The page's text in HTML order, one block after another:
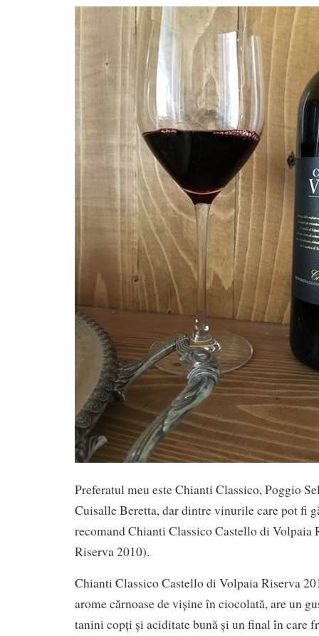
Preferatul meu este Chianti Classico, Poggio
Cuisalle Beretta, dar dintre vinurile care pot fi
recomand Chianti Classico Castello di Volpaia
Riserva 2010).
Chianti Classico Castello di Volpaia Riserva
arome cărnoase de vișine în ciocolată, are un
tanini copți și aciditate bună și un final în care